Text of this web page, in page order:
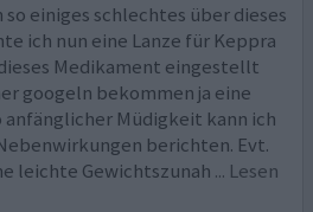
so einiges schlechtes über dieses
ich nun eine Lanze für Keppra
Medikament eingestellt
googeln bekommen ja eine
anfänglicher Müdigkeit kann ich
berichten. Evt.
leichte Gewichtszunah ... Lesen